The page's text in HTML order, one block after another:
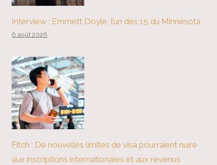
Interview : Emmett Doyle, l’un des 15 du Minnesota
6 août 2026
Fitch : De nouvelles limites de visa pourraient nuire
aux inscriptions internationales et aux revenus